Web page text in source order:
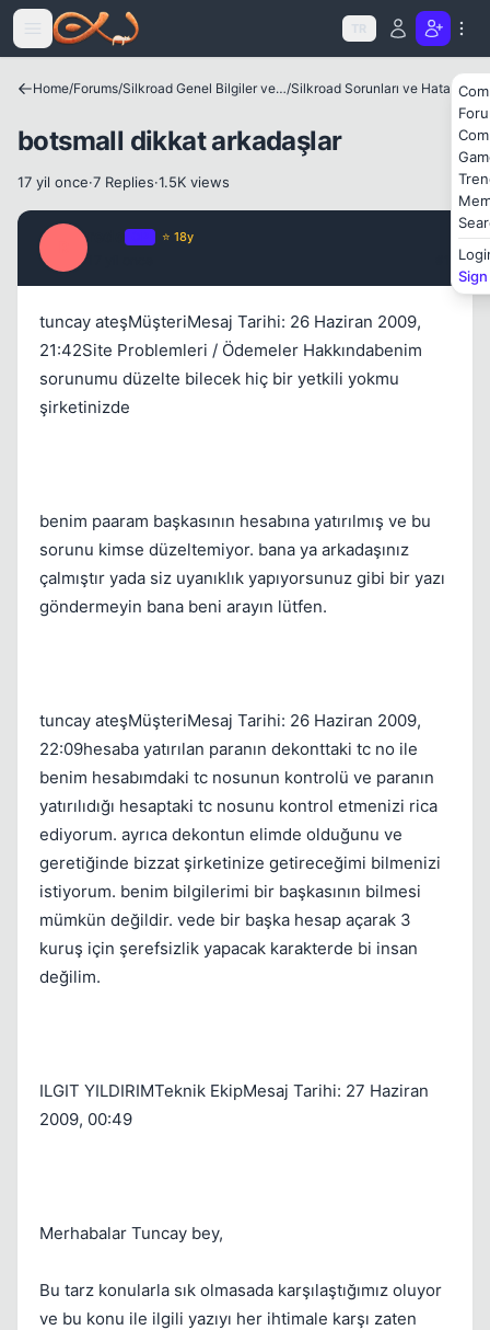
Icerige atla
TR
Home/Forums/ Silkroad Genel Bilgiler ve Update Bilgileri/Silkroad Sorunları ve Hataları
botsmall dikkat arkadaşlar
17 yil once·7 Replies·1.5K views
⭐ 18y
tuncay ateşMüşteriMesaj Tarihi: 26 Haziran 2009,
21:42Site Problemleri / Ödemeler Hakkındabenim
sorunumu düzelte bilecek hiç bir yetkili yokmu
şirketinizde
benim paaram başkasının hesabına yatırılmış ve bu
sorunu kimse düzeltemiyor. bana ya arkadaşınız
çalmıştır yada siz uyanıklık yapıyorsunuz gibi bir yazı
göndermeyin bana beni arayın lütfen.
tuncay ateşMüşteriMesaj Tarihi: 26 Haziran 2009,
22:09hesaba yatırılan paranın dekonttaki tc no ile
benim hesabımdaki tc nosunun kontrolü ve paranın
yatırılıdığı hesaptaki tc nosunu kontrol etmenizi rica
ediyorum. ayrıca dekontun elimde olduğunu ve
geretiğinde bizzat şirketinize getireceğimi bilmenizi
istiyorum. benim bilgilerimi bir başkasının bilmesi
mümkün değildir. vede bir başka hesap açarak 3
kuruş için şerefsizlik yapacak karakterde bi insan
değilim.
ILGIT YILDIRIMTeknik EkipMesaj Tarihi: 27 Haziran
2009, 00:49
Merhabalar Tuncay bey,
Bu tarz konularla sık olmasada karşılaştığımız oluyor
ve bu konu ile ilgili yazıyı her ihtimale karşı zaten